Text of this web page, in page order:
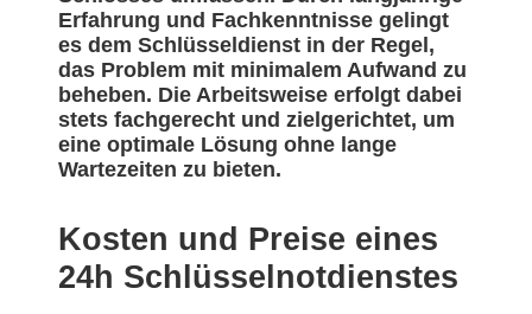
Erfahrung und Fachkenntnisse gelingt
es dem Schlüsseldienst in der Regel,
das Problem mit minimalem Aufwand zu
beheben. Die Arbeitsweise erfolgt dabei
stets fachgerecht und zielgerichtet, um
eine optimale Lösung ohne lange
Wartezeiten zu bieten.
Kosten und Preise eines
24h Schlüsselnotdienstes